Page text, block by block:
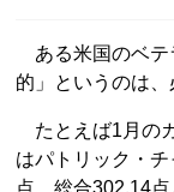
ある米国のベテ
的」というのは、
たとえば1月の
はパトリック・
点、総合302.14